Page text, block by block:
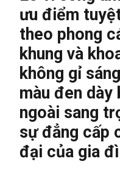
ưu điểm
theo phong
khung và
không gỉ
màu đen dày
ngoài sang
sự đẳng cấp
đại của gia